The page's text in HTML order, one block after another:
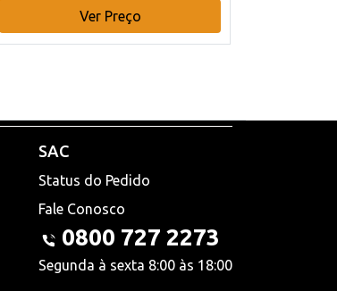
Ver Preço
SAC
Status do Pedido
Fale Conosco
0800 727 2273
Segunda à sexta 8:00 às 18:00